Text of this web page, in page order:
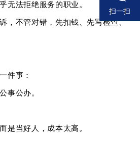
无法拒绝服务的职业。
，不管对错，先扣钱、先写检查、
件事：
事公办。
是当好人，成本太高。
扫一扫